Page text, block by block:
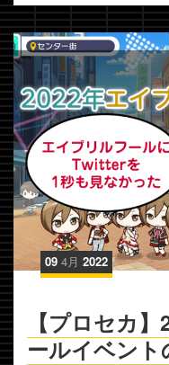
09 4月 2022
【プロセカ
ールイベント